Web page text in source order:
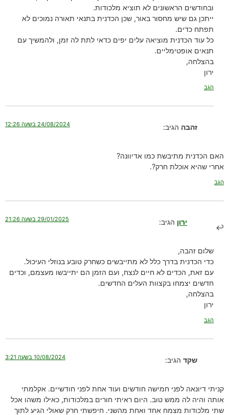
ובחודשים הראשונים לא תוציא מלכודות.
ייתכן גם שיש מחסור באור, שכן הכדנית בתנאי תאורה נמוכים לא
תפתח כדים.
כל עוד הכדנית מוציאה עלים יפים כדאי לתת לה זמן, ולהמשיך עם
תנאים אופטימליים.
בהצלחה,
ירון
הגב
זהבה הגיב: 24/08/2024 בשעה 12:26
האם הכדנית מתיבשת כמו אדיוונה?
אחרי שהיא אוכלת חרק?.
הגב
ירון הגיב: 29/01/2025 בשעה 21:26
שלום זהבה,
כדי הכדנית בדרך כלל לא מתייבשים כשחרק טובע בנוזלי העיכול.
עם זאת, הכדים לא חיים לנצח, ועם הזמן הם יתייבשו מעצמם, וכדים
חדשים יצמחו בקצוות העלים החדשים.
בהצלחה,
ירון
הגב
שקד הגיב: 10/08/2024 בשעה 3:21
קניתי דיונאה לפני חמישה חודשים ועוד אחת לפני חודשיים. אקלמתי
אותה והיה לה ממש טוב. היום ראיתי חורים במלכודות, כאילו משהו אכל
שתי מלכודות מצמח אחד ואחת מהשני. חיפשתי חרק שאולי הגיע לתוך